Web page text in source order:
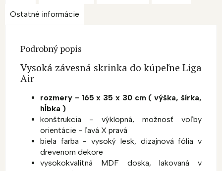
Ostatné informácie
Podrobný popis
Vysoká závesná skrinka do kúpeľne Liga
Air
rozmery - 165 x 35 x 30 cm ( výška, šírka,
hĺbka )
konštrukcia - výklopná, možnosť voľby
orientácie - ľavá X pravá
biela farba - vysoký lesk, dizajnová fólia v
drevenom dekore
vysokokvalitná MDF doska, lakovaná v